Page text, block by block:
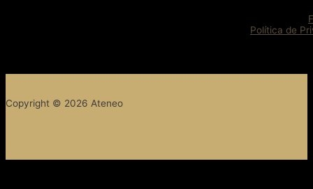
Política de
Copyright © 2026 Ateneo